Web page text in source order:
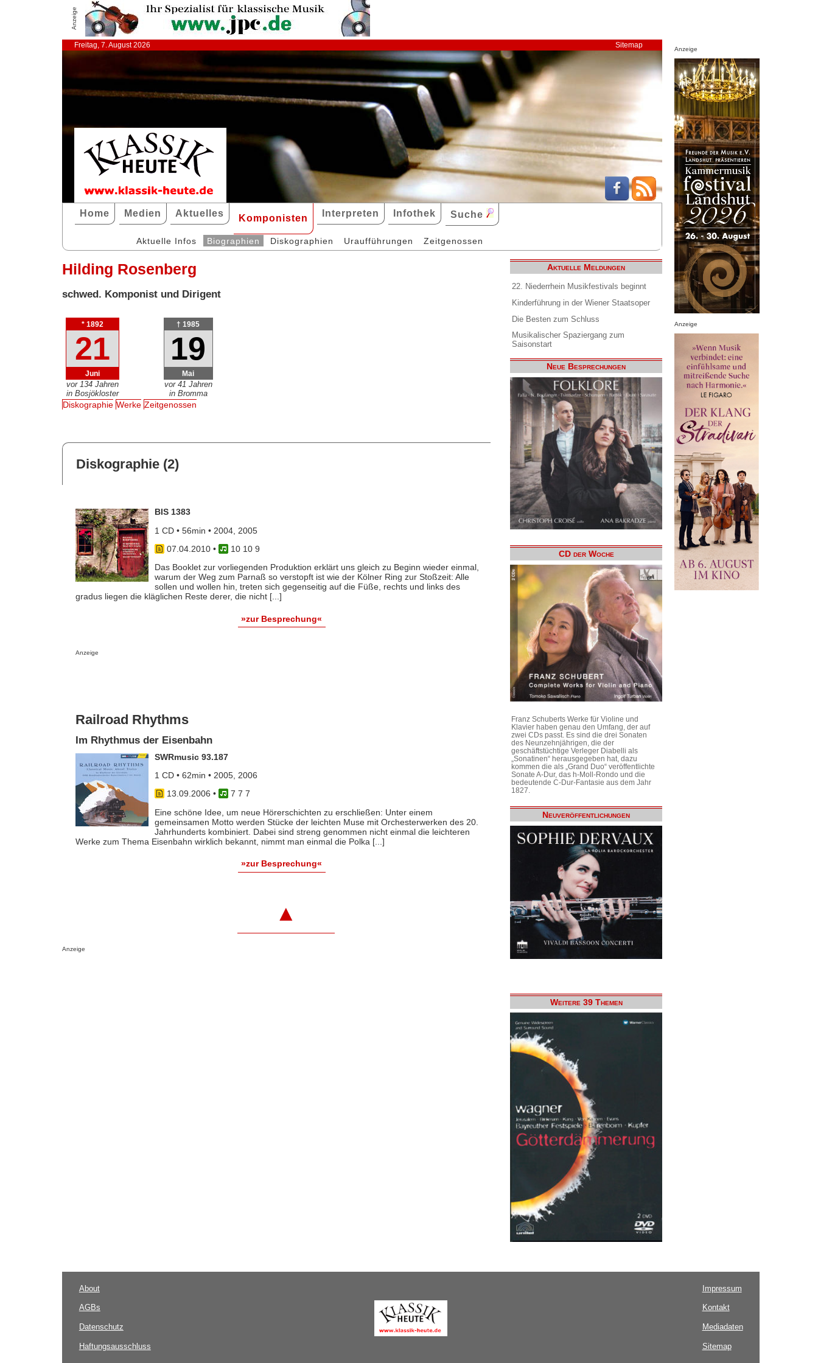
Anzeige
Freitag, 7. August 2026 Sitemap
Home Medien Aktuelles Komponisten Interpreten Infothek Suche
Aktuelle Infos Biographien Diskographien Uraufführungen Zeitgenossen
Hilding Rosenberg
schwed. Komponist und Dirigent
* 1892
21
Juni
vor 134 Jahren
in Bosjökloster
† 1985
19
Mai
vor 41 Jahren
in Bromma
Diskographie Werke Zeitgenossen
Diskographie (2)
BIS 1383
1 CD • 56min • 2004, 2005
07.04.2010•
10 10 9
Das Booklet zur vorliegenden Produktion erklärt uns gleich zu Beginn wieder einmal,
warum der Weg zum Parnaß so verstopft ist wie der Kölner Ring zur Stoßzeit: Alle
sollen und wollen hin, treten sich gegenseitig auf die Füße, rechts und links des
gradus liegen die kläglichen Reste derer, die nicht [...]
»zur Besprechung«
Anzeige
Railroad Rhythms
Im Rhythmus der Eisenbahn
SWRmusic 93.187
1 CD • 62min • 2005, 2006
13.09.2006 •
7 7 7
Eine schöne Idee, um neue Hörerschichten zu erschließen: Unter einem
gemeinsamen Motto werden Stücke der leichten Muse mit Orchesterwerken des 20.
Jahrhunderts kombiniert. Dabei sind streng genommen nicht einmal die leichteren
Werke zum Thema Eisenbahn wirklich bekannt, nimmt man einmal die Polka [...]
»zur Besprechung«
▲
Anzeige
Aktuelle Meldungen
22. Niederrhein Musikfestivals beginnt
Kinderführung in der Wiener Staatsoper
Die Besten zum Schluss
Musikalischer Spaziergang zum
Saisonstart
Neue Besprechungen
CD der Woche
Franz Schuberts Werke für Violine und
Klavier haben genau den Umfang, der auf
zwei CDs passt. Es sind die drei Sonaten
des Neunzehnjährigen, die der
geschäftstüchtige Verleger Diabelli als
„Sonatinen“ herausgegeben hat, dazu
kommen die als „Grand Duo“ veröffentlichte
Sonate A-Dur, das h-Moll-Rondo und die
bedeutende C-Dur-Fantasie aus dem Jahr
1827.
Neuveröffentlichungen
Weitere 39 Themen
Anzeige
Anzeige
About
AGBs
Datenschutz
Haftungsausschluss
Impressum
Kontakt
Mediadaten
Sitemap